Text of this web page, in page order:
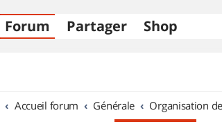
Forum Partager Shop
Accueil forum Générale Organisation